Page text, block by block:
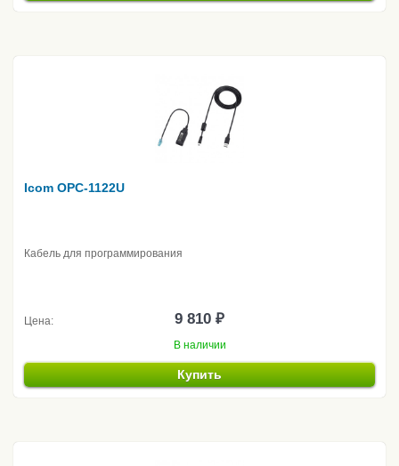
Icom OPC-1122U
Кабель для программирования
Цена: 9 810 ₽
В наличии
Купить